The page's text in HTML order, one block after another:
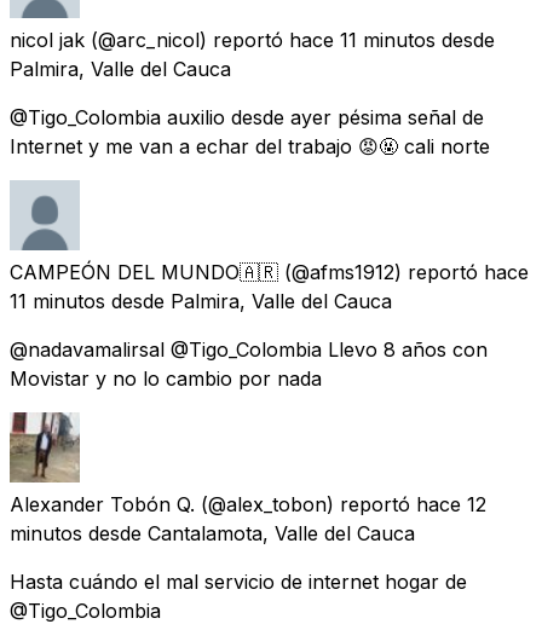
nicol jak (@arc_nicol) reportó hace 11 minutos desde
Palmira, Valle del Cauca
@Tigo_Colombia auxilio desde ayer pésima señal de
Internet y me van a echar del trabajo 😡🤬 cali norte
CAMPEÓN DEL MUNDO🇦🇷 (@afms1912) reportó hace
11 minutos desde Palmira, Valle del Cauca
@nadavamalirsal @Tigo_Colombia Llevo 8 años con
Movistar y no lo cambio por nada
Alexander Tobón Q. (@alex_tobon) reportó hace 12
minutos desde Cantalamota, Valle del Cauca
Hasta cuándo el mal servicio de internet hogar de
@Tigo_Colombia